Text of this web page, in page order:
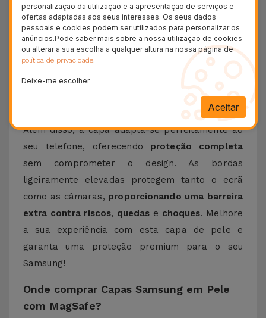
acessórios compatíveis de forma prática e
intuitiva. A tecnologia MagSafe proporciona um
carregamento sem fios mais eficientee
estabilidade extra para acessórios, sendo ideal
para quem valoriza conveniência no dia a dia.
Película Samsung
Além disso, a capa adapta-se perfeitamente ao
seu telefone, oferecendo proteção completa
sem comprometer o design. As bordas
ligeiramente elevadas protegem tanto o ecrã
como as câmaras, proporcionando uma barreira
extra contra riscos, quedas e choques. Melhore
a sua experiência com esta capa de pele e
garanta uma proteção premium para o seu
Samsung!
Onde comprar Capas Samsung em Pele
com MagSafe?
personalização da utilização e a apresentação de serviços e
ofertas adaptadas aos seus interesses. Os seus dados
pessoais e cookies podem ser utilizados para personalizar os
anúncios.Pode saber mais sobre a nossa utilização de cookies
ou alterar a sua escolha a qualquer altura na nossa página de
política de privacidade.
Deixe-me escolher
Aceitar